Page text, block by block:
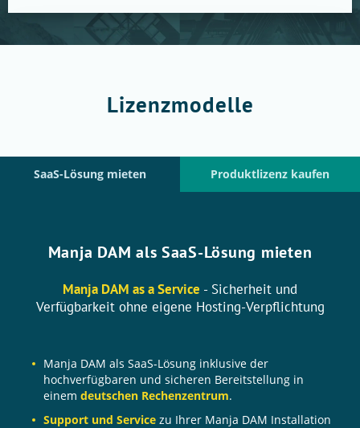
Lizenzmodelle
SaaS-Lösung mieten Produktlizenz kaufen
Manja DAM als SaaS-Lösung mieten
Manja DAM as a Service - Sicherheit und
Verfügbarkeit ohne eigene Hosting-Verpflichtung
Manja DAM als SaaS-Lösung inklusive der
hochverfügbaren und sicheren Bereitstellung in
einem deutschen Rechenzentrum.
Support und Service zu Ihrer Manja DAM Installation